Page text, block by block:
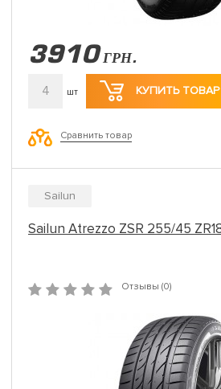
3910 ГРН.
4 шт КУПИТЬ ТОВАР
Сравнить товар
Sailun
Sailun Atrezzo ZSR 255/45
Отзывы (0)